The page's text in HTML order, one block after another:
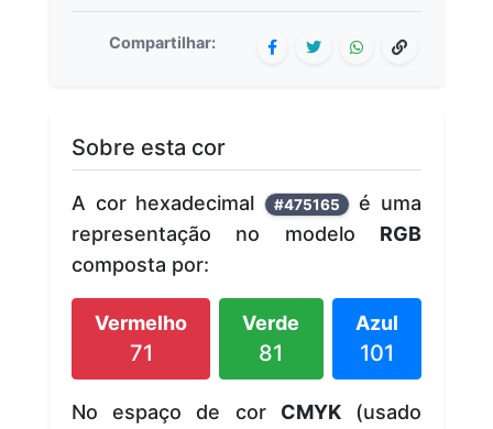
Compartilhar:
Sobre esta cor
A cor hexadecimal #475165
é uma
representação no modelo RGB
composta por:
Vermelho
71
Verde
81
Azul
101
No espaço de cor CMYK(usado